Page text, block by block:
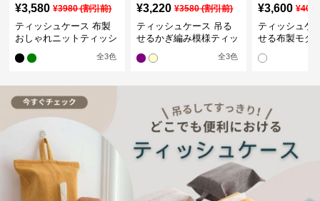
¥3,580 ¥3980(割引前)
ティッシュケース 布製
おしゃれニットティッシ
全3色
¥3,220 ¥3580(割引前)
ティッシュケース 吊る
せるかぎ編み模様ティッ
全3色
¥3,600 ¥
ティッシュケ
せる布製モダ